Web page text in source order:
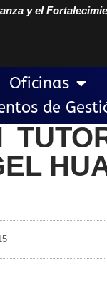
y el
Oficinas
de